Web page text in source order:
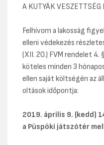
A KUTYÁK VESZETTSÉG
Felhívom a lakosság
elleni védekezés
(XII. 20.) FVM rendelet
köteles minden 3
ellen saját költségén az
oltások időpontja:
2019. április 9. (kedd)
a Püspöki játszótér